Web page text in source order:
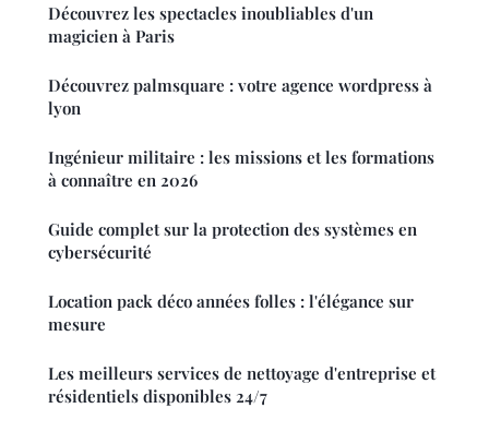
Découvrez les spectacles inoubliables d'un
magicien à Paris
Découvrez palmsquare : votre agence wordpress à
lyon
Ingénieur militaire : les missions et les formations
à connaître en 2026
Guide complet sur la protection des systèmes en
cybersécurité
Location pack déco années folles : l'élégance sur
mesure
Les meilleurs services de nettoyage d'entreprise et
résidentiels disponibles 24/7